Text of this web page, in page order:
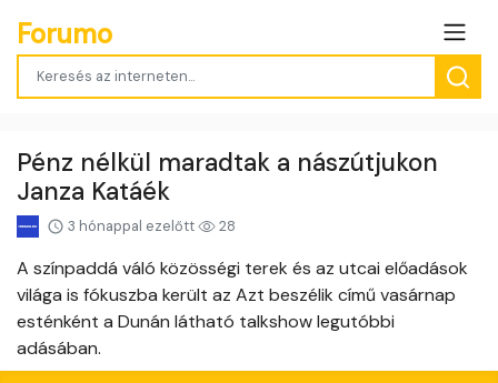
Forumo
Pénz nélkül maradtak a nászútjukon
Janza Katáék
3 hónappal ezelőtt 28
A színpaddá váló közösségi terek és az utcai előadások
világa is fókuszba került az Azt beszélik című vasárnap
esténként a Dunán látható talkshow legutóbbi
adásában.